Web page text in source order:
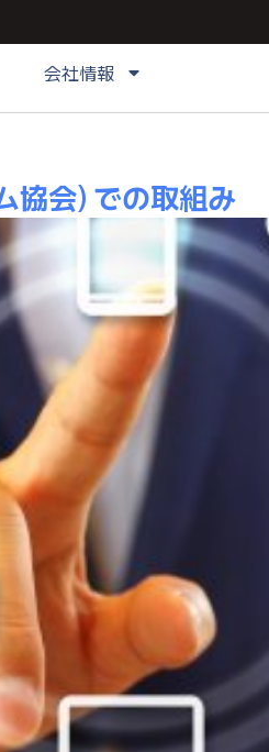
会社情報
協会) での取組み